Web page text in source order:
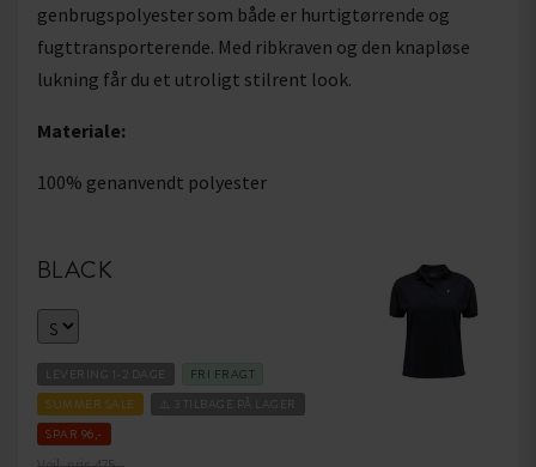
genbrugspolyester som både er hurtigtørrende og
fugttransporterende. Med ribkraven og den knapløse
lukning får du et utroligt stilrent look.
Materiale:
100% genanvendt polyester
BLACK
LEVERING 1-2 DAGE
FRI FRAGT
SUMMER SALE
⚠️ 3 TILBAGE PÅ LAGER
SPAR 96,-